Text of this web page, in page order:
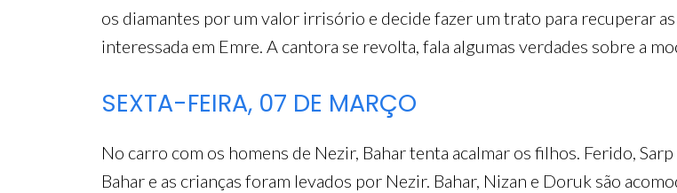
os diamantes por um valor irrisório e decide fazer um trato para recuperar
interessada em Emre. A cantora se revolta, fala algumas verdades sobre a
SEXTA-FEIRA, 07 DE MARÇO
No carro com os homens de Nezir, Bahar tenta acalmar os filhos. Ferido,
Bahar e as crianças foram levados por Nezir. Bahar, Nizan e Doruk são